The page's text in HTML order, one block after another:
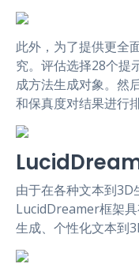
此外，为了提供更全
究。评估选择28个提
成方法生成对象。然
和保真度对结果进行排
由于在各种文本到3D
LucidDreamer框架
生成、个性化文本到